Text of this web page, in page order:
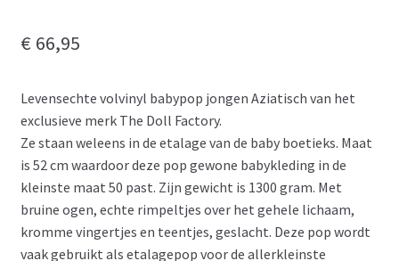
€ 66,95
Levensechte volvinyl babypop jongen Aziatisch van het
exclusieve merk The Doll Factory.
Ze staan weleens in de etalage van de baby boetieks. Maat
is 52 cm waardoor deze pop gewone babykleding in de
kleinste maat 50 past. Zijn gewicht is 1300 gram. Met
bruine ogen, echte rimpeltjes over het gehele lichaam,
kromme vingertjes en teentjes, geslacht. Deze pop wordt
vaak gebruikt als etalagepop voor de allerkleinste